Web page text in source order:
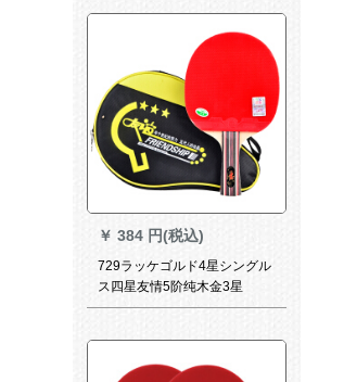
￥ 384 円(税込)
729ラッケゴルド4星シングル
ス四星友情5阶纯木金3星